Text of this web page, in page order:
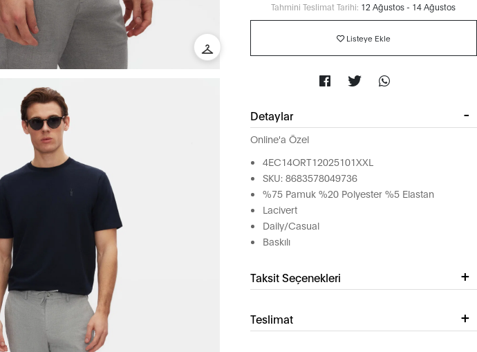
Tahmini Teslimat Tarihi: 12 Ağustos - 14 Ağustos
Listeye Ekle
Detaylar
Online'a Özel
4EC14ORT12025101XXL
SKU: 8683578049736
%75 Pamuk %20 Polyester %5 Elastan
Lacivert
Daily/Casual
Baskılı
Taksit Seçenekleri
Teslimat